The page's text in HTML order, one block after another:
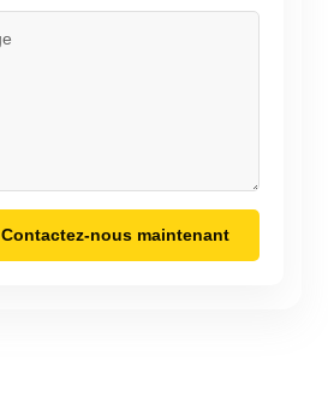
Contactez-nous maintenant